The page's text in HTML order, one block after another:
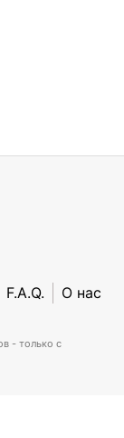
F.A.Q. О нас
- только с